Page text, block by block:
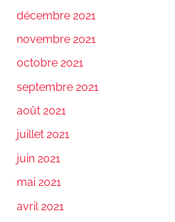
décembre 2021
novembre 2021
octobre 2021
septembre 2021
août 2021
juillet 2021
juin 2021
mai 2021
avril 2021